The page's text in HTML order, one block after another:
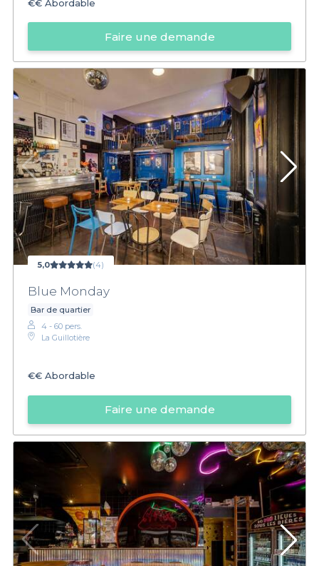
€€ Abordable
Faire une demande
5,0 (4)
Blue Monday
Bar de quartier
4 - 60 pers.
La Guillotière
€€ Abordable
Faire une demande